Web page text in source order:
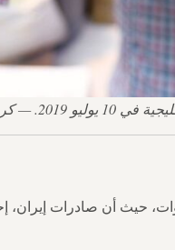
غيتي إيميجز
حيث أن صادرات إيران،